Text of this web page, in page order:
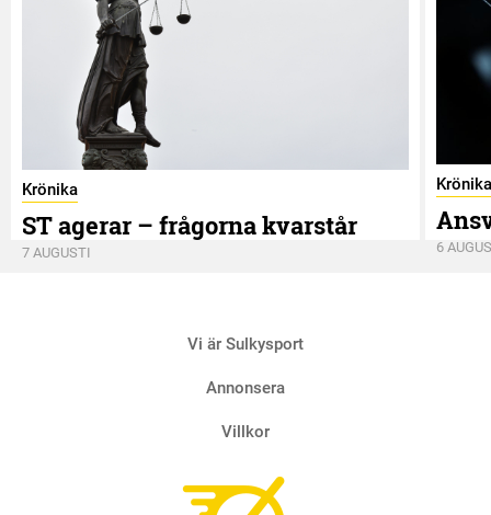
Krönika
ST agerar – frågorna kvarstår
7 AUGUSTI
Krönika
6
Vi är Sulkysport
Annonsera
Villkor